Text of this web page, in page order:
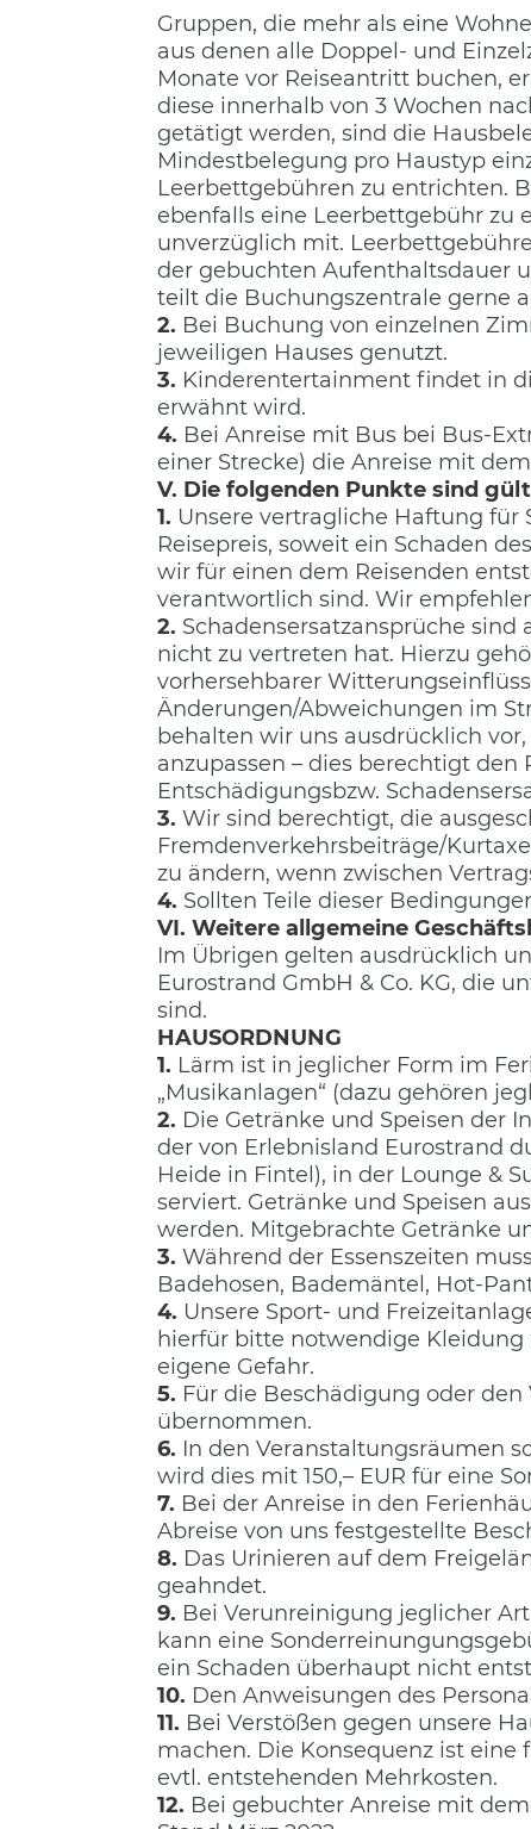
Gruppen, die mehr als eine
aus denen alle Doppel- und
Monate vor Reiseantritt buchen,
diese innerhalb von 3 Wochen
getätigt werden, sind die
Mindestbelegung pro Haustyp
Leerbettgebühren zu entrichten.
ebenfalls eine Leerbettgebühr zu
unverzüglich mit.
der gebuchten Aufenthaltsdauer
teilt die Buchungszentrale gerne
2. Bei Buchung von einzelnen
jeweiligen Hauses genutzt.
3. Kinderentertainment findet in
erwähnt wird.
4. Bei Anreise mit Bus bei Bus-
einer Strecke) die Anreise mit
V. Die folgenden Punkte sind
1. Unsere vertragliche Haftung für
Reisepreis, soweit ein Schaden
wir für einen dem Reisenden
verantwortlich sind. Wir
2. Schadensersatzansprüche
nicht zu vertreten hat. Hierzu
vorhersehbarer
Änderungen/Abweichungen im
behalten wir uns ausdrücklich
anzupassen – dies berechtigt
Entschädigungsbzw.
3. Wir sind berechtigt, die
Fremdenverkehrsbeiträge/
zu ändern, wenn zwischen
4. Sollten Teile dieser
VI. Weitere allgemeine
Im Übrigen gelten ausdrücklich
Eurostrand GmbH & Co. KG, die
sind.
HAUSORDNUNG
1. Lärm ist in jeglicher Form im
„Musikanlagen“ (dazu gehören
2. Die Getränke und Speisen der
der von Erlebnisland Eurostrand
Heide in Fintel), in der Lounge &
serviert. Getränke und Speisen
werden. Mitgebrachte Getränke
3. Während der Essenszeiten
Badehosen, Bademäntel, Hot-
4. Unsere Sport- und
hierfür bitte notwendige
eigene Gefahr.
5. Für die Beschädigung oder
übernommen.
6. In den Veranstaltungsräumen
wird dies mit 150,– EUR für eine
7. Bei der Anreise in den
Abreise von uns festgestellte
8. Das Urinieren auf dem
geahndet.
9. Bei Verunreinigung jeglicher
kann eine
ein Schaden überhaupt nicht
10. Den Anweisungen des
11. Bei Verstößen gegen unsere
machen. Die Konsequenz ist
evtl. entstehenden Mehrkosten.
12. Bei gebuchter Anreise mit